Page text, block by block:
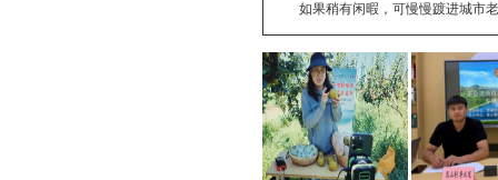
如果稍有闲暇，可慢慢踱进城市
在他们的骨子里。作为中国南北方气
这界限如此分明，连草木都懂得遵守。
谷雨时节，淮河里的鱼虾也开始